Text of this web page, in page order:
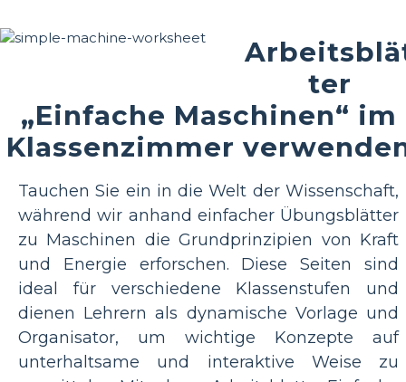
ter
„Einfache Maschinen“ im
Klassenzimmer
Tauchen Sie ein in die Welt der Wissenschaft,
während wir anhand einfacher Übungsblätter
zu Maschinen die Grundprinzipien von Kraft
und Energie erforschen. Diese Seiten sind
ideal für verschiedene Klassenstufen und
dienen Lehrern als dynamische Vorlage und
Organisator, um wichtige Konzepte auf
unterhaltsame und interaktive Weise zu